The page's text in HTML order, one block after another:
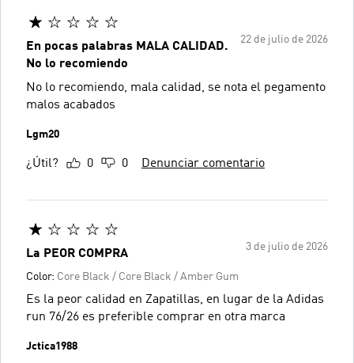
22 de julio de 2026
En pocas palabras MALA CALIDAD.
No lo recomiendo
No lo recomiendo, mala calidad, se nota el pegamento
malos acabados
Lgm20
¿Útil? 0 0 Denunciar comentario
3 de julio de 2026
La PEOR COMPRA
Color: Core Black / Core Black / Amber Gum
Es la peor calidad en Zapatillas, en lugar de la Adidas
run 76/26 es preferible comprar en otra marca
Jctica1988